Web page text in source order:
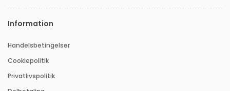
Information
Handelsbetingelser
Cookiepolitik
Privatlivspolitik